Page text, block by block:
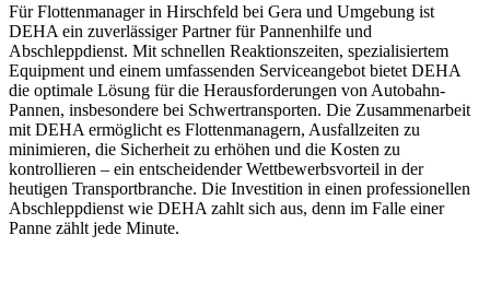
Für Flottenmanager in Hirschfeld bei Gera und Umgebung ist
DEHA ein zuverlässiger Partner für Pannenhilfe und
Abschleppdienst. Mit schnellen Reaktionszeiten, spezialisiertem
Equipment und einem umfassenden Serviceangebot bietet DEHA
die optimale Lösung für die Herausforderungen von Autobahn-
Pannen, insbesondere bei Schwertransporten. Die Zusammenarbeit
mit DEHA ermöglicht es Flottenmanagern, Ausfallzeiten zu
minimieren, die Sicherheit zu erhöhen und die Kosten zu
kontrollieren – ein entscheidender Wettbewerbsvorteil in der
heutigen Transportbranche. Die Investition in einen professionellen
Abschleppdienst wie DEHA zahlt sich aus, denn im Falle einer
Panne zählt jede Minute.